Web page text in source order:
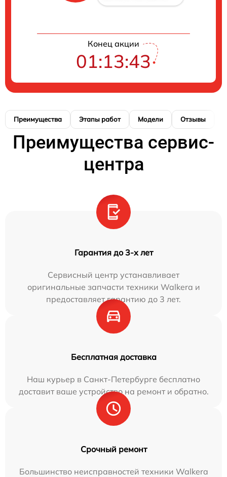
Конец акции
01:13:43
Преимущества Этапы работ Модели Отзывы
Преимущества сервис-
центра
Гарантия до 3-х лет
Сервисный центр устанавливает
оригинальные запчасти техники Walkera и
предоставляет гарантию до 3 лет.
Бесплатная доставка
Наш курьер в Санкт-Петербурге бесплатно
доставит ваше устройство на ремонт и обратно.
Срочный ремонт
Большинство неисправностей техники Walkera